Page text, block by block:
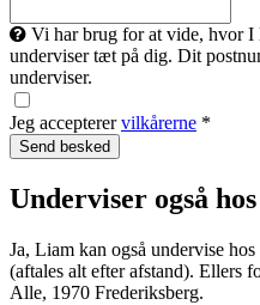
Vi har brug for at vide, hvor I
underviser tæt på dig. Dit
underviser.
Jeg accepterervilkårerne *
Underviser også
Ja, Liam kan også undervise
(aftales alt efter afstand). Ellers
Alle, 1970 Frederiksberg.